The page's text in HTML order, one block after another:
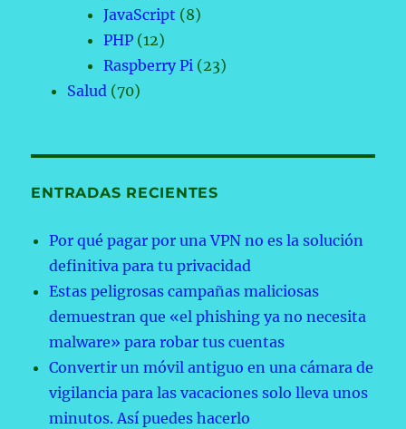
JavaScript (8)
PHP (12)
Raspberry Pi (23)
Salud (70)
ENTRADAS RECIENTES
Por qué pagar por una VPN no es la solución
definitiva para tu privacidad
Estas peligrosas campañas maliciosas
demuestran que «el phishing ya no necesita
malware» para robar tus cuentas
Convertir un móvil antiguo en una cámara de
vigilancia para las vacaciones solo lleva unos
minutos. Así puedes hacerlo